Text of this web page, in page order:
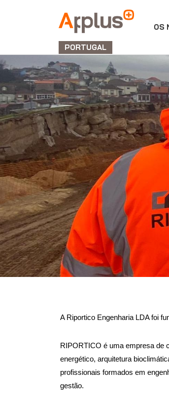
Applus+
GRUPO
PORTUGAL
OS
A Riportico Engenharia LDA foi
RIPORTICO é uma empresa de
energético, arquitetura
profissionais formados em
gestão.